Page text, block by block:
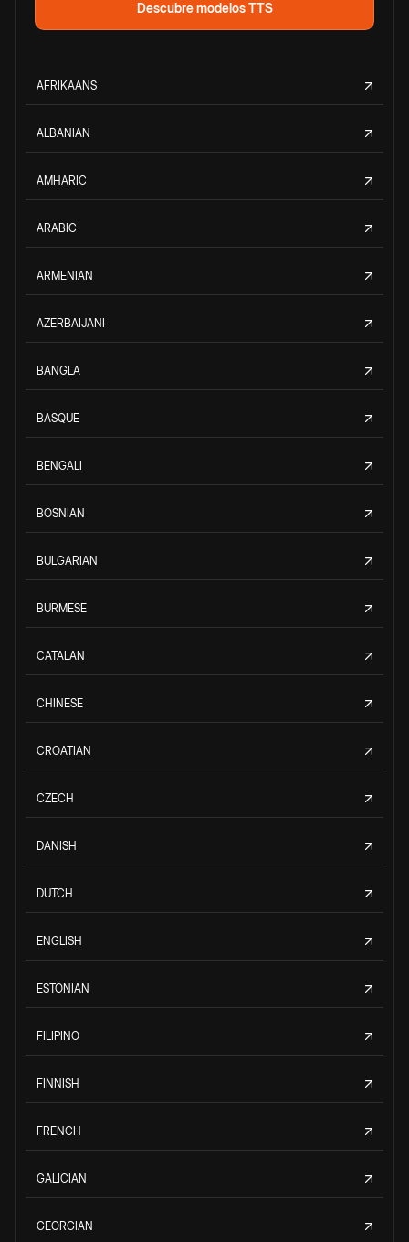
Descubre modelos TTS
AFRIKAANS
ALBANIAN
AMHARIC
ARABIC
ARMENIAN
AZERBAIJANI
BANGLA
BASQUE
BENGALI
BOSNIAN
BULGARIAN
BURMESE
CATALAN
CHINESE
CROATIAN
CZECH
DANISH
DUTCH
ENGLISH
ESTONIAN
FILIPINO
FINNISH
FRENCH
GALICIAN
GEORGIAN